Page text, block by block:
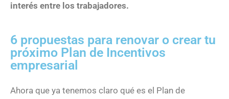
interés entre los trabajadores.
6 propuestas para renovar o crear tu
próximo Plan de Incentivos
empresarial
Ahora que ya tenemos claro qué es el Plan de